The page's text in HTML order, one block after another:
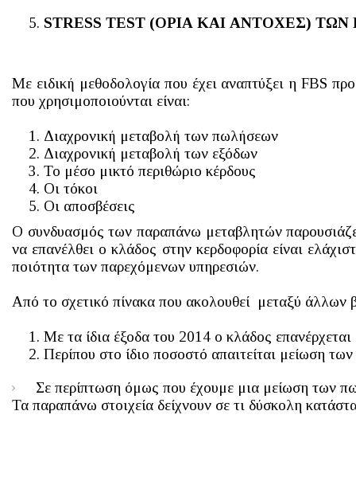
STRESS TEST (ΟΡΙΑ ΚΑΙ ΑΝΤΟΧΕΣ)
Με ειδική μεθοδολογία που έχει αναπτύξει η FBS
που χρησιμοποιούνται είναι:
Διαχρονική μεταβολή των πωλήσεων
Διαχρονική μεταβολή των εξόδων
Το μέσο μικτό περιθώριο κέρδους
Οι τόκοι
Οι αποσβέσεις
Ο συνδυασμός των παραπάνω μεταβλητών
να επανέλθει ο κλάδος στην κερδοφορία είναι
ποιότητα των παρεχόμενων υπηρεσιών.
Από το σχετικό πίνακα που ακολουθεί μεταξύ άλλων
Με τα ίδια έξοδα του 2014 ο κλάδος
Περίπου στο ίδιο ποσοστό απαιτείται μείωση
Σε περίπτωση όμως που έχουμε μια μείωση των
Τα παραπάνω στοιχεία δείχνουν σε τι δύσκολη